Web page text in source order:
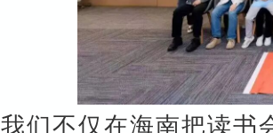
我们不仅在海南把读书